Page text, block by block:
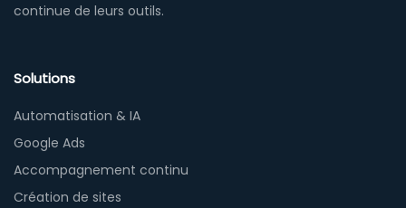
continue de leurs outils.
Solutions
Automatisation & IA
Google Ads
Accompagnement continu
Création de sites